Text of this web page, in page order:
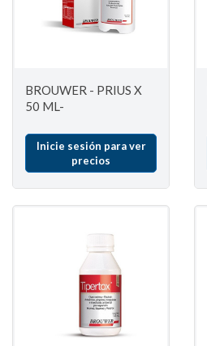
BROUWER - PRIUS X
50 ML-
Inicie sesión para ver
precios